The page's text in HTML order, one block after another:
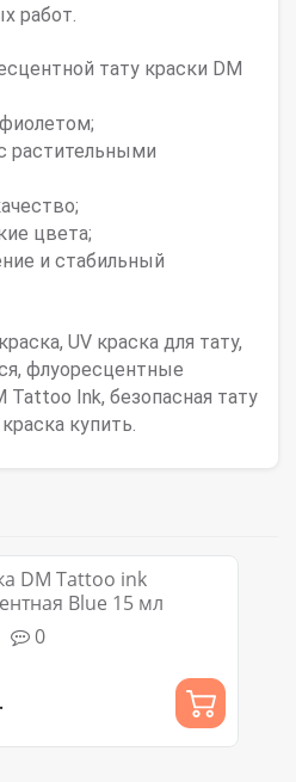
работ.
тату краски DM
растительными
цвета;
и стабильный
, UV краска для тату,
, флуоресцентные
Tattoo Ink, безопасная тату
купить.
DM Tattoo ink
Blue 15 мл
0